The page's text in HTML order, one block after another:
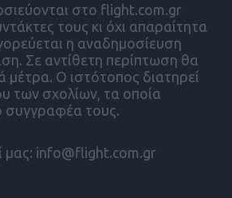
στο flight.com.gr
τους κι όχι απαραίτητα
η αναδημοσίευση
Σε αντίθετη περίπτωση θα
μέτρα. Ο ιστότοπος διατηρεί
των σχολίων, τα οποία
συγγραφέα τους.
μας: info@flight.com.gr